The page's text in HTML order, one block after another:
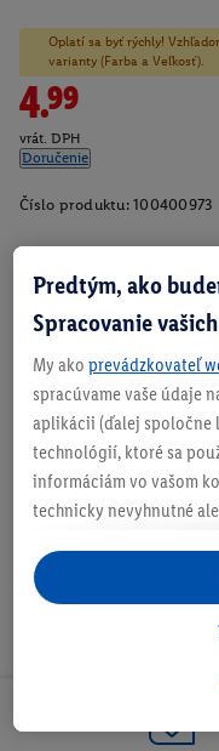
Oplatí sa byť rýchly!
varianty (Farba a Veľkosť).
4.99
vrát. DPH
Doručenie
Číslo produktu: 100400973
Zistite svoju veľkosť
O produkte
Predtým, ako
Spracovanie
My ako prevádzkovateľ
spracúvame vaše údaje
aplikácii (ďalej spoločne
technológií, ktoré sa
informáciám vo vašom
technicky nevyhnutné
personalizovanú
ste účastníkom
aj údaje z vášho
následne si vytvoríte
tiež vytvoriť špeciálny